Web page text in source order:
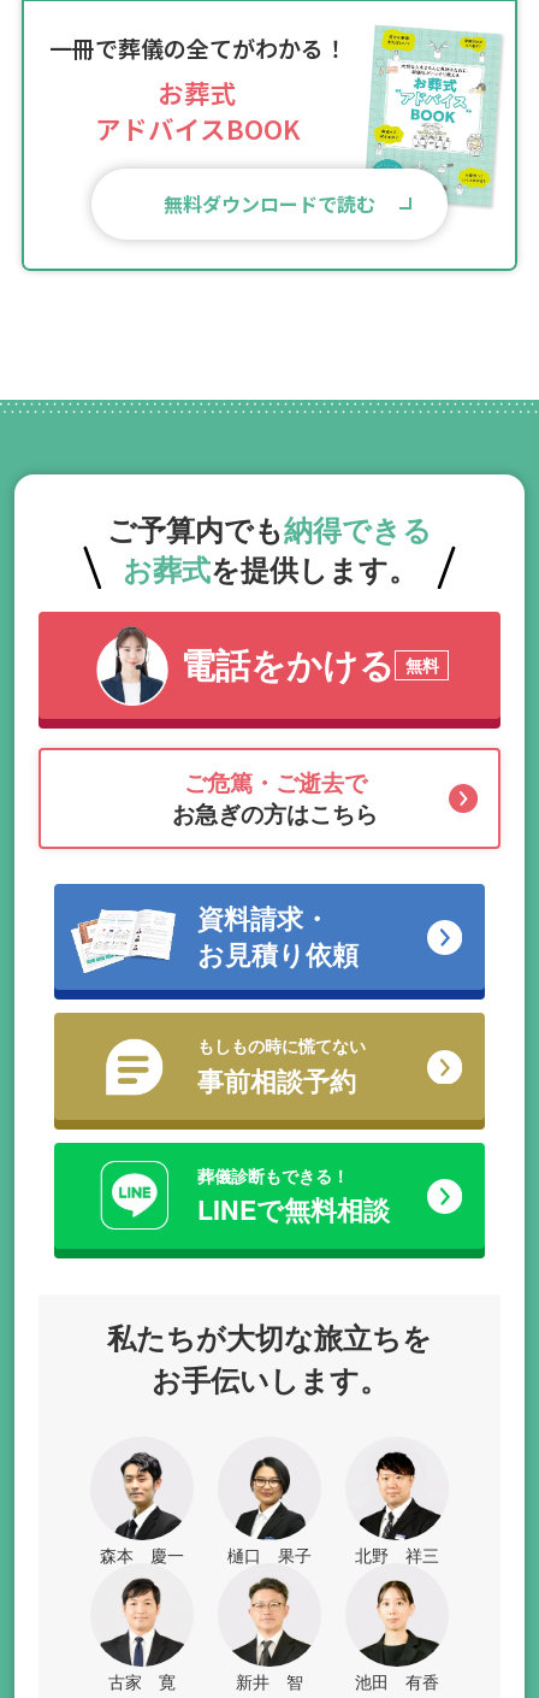
一冊で葬儀の全てがわかる！
お葬式
アドバイスBOOK
無料ダウンロードで読む
ご予算内でも納得できる
お葬式を提供します。
電話をかける 無料
ご危篤・ご逝去で
お急ぎの方はこちら
資料請求・
お見積り依頼
もしもの時に慌てない
事前相談予約
葬儀診断もできる！
LINEで無料相談
私たちが大切な旅立ちを
お手伝いします。
森本 慶一 樋口 果子 北野 祥三
古家 寛 新井 智 池田 有香